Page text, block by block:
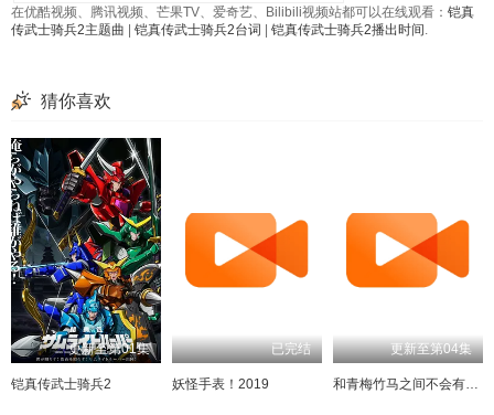
在优酷视频、腾讯视频、芒果TV、爱奇艺、Bilibili视频站都可以在线观看： 铠真
传武士骑兵2主题曲
铠真传武士骑兵2台词 铠真传武士骑兵2播出时间 .
猜你喜欢
更新至第01集
铠真传武士骑兵2
已完结
妖怪手表！2019
更新至第04集
和青梅竹马之间不会有恋爱喜剧